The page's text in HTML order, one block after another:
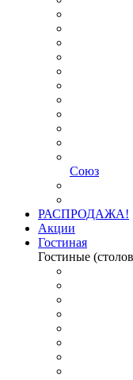
Союз
РАСПРОДАЖА!
Акции
Гостиная
Гостиные